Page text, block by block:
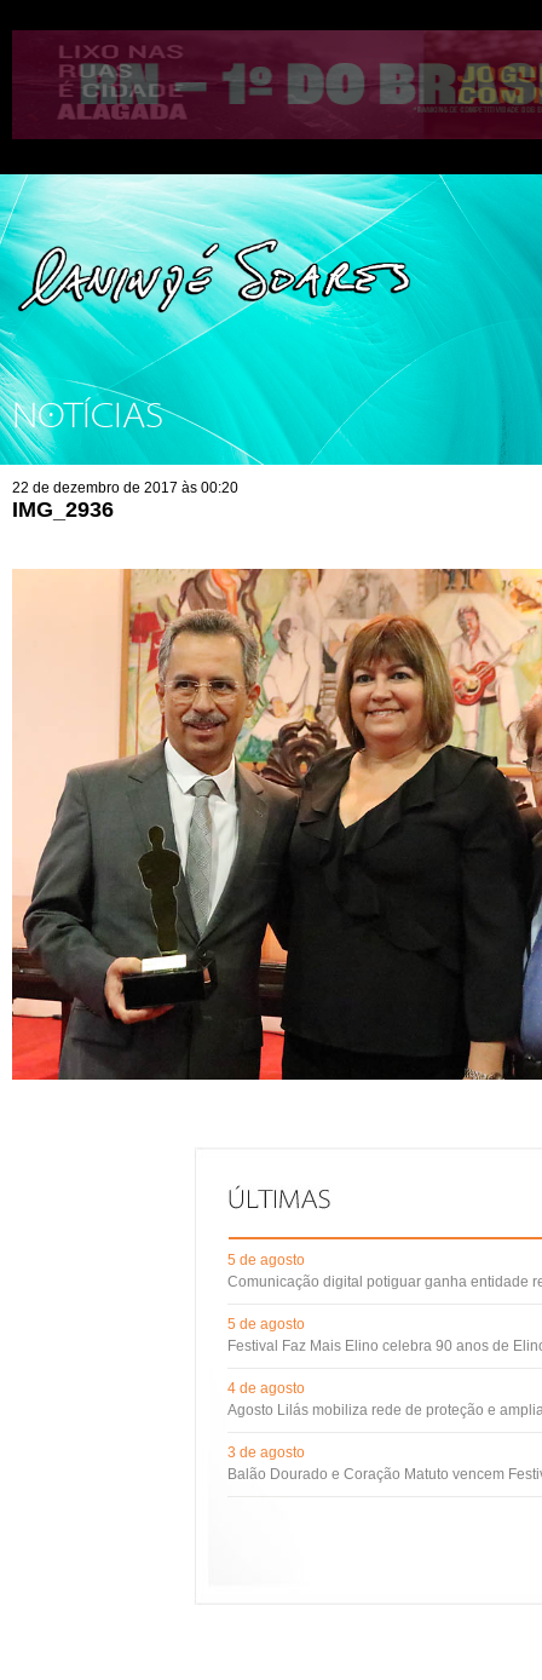
NOTÍCIAS
22 de dezembro de 2017 às 00:20
IMG_2936
5 de agosto
Comunicação digital potiguar ganha entidade
5 de agosto
Festival Faz Mais Elino celebra 90 anos de
4 de agosto
Agosto Lilás mobiliza rede de proteção e
3 de agosto
Balão Dourado e Coração Matuto vencem